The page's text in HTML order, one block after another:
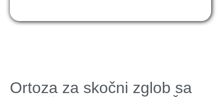
Ortoza za skočni zglob sa